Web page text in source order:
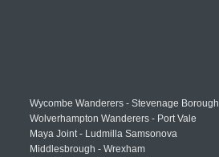
Wycombe Wanderers - Stevenage Borough
Wolverhampton Wanderers - Port Vale
Maya Joint - Ludmilla Samsonova
Middlesbrough - Wrexham